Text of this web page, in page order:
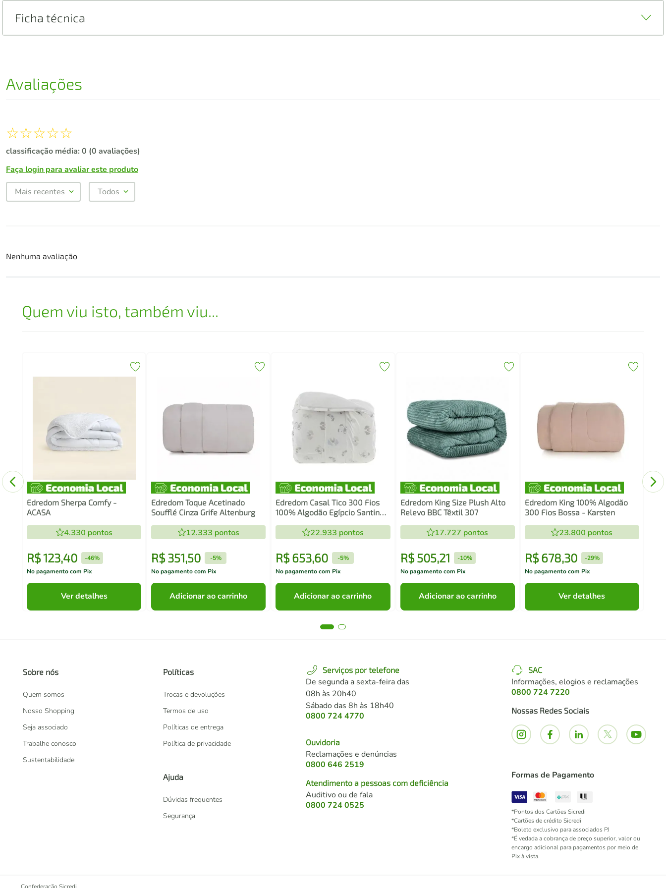
Ficha técnica
Avaliações
☆☆☆☆☆
classificação média: 0 (0 avaliações)
Faça login para avaliar este produto
Mais recentes Todos
Nenhuma avaliação
Quem viu isto, também viu...
Edredom Sherpa Comfy -
ACASA
4.330 pontos
R$123,40 -46%
No pagamento com Pix
Ver detalhes
Edredom Toque Acetinado
Soufflé Cinza Grife Altenburg
12.333 pontos
R$ 351,50 -5%
No pagamento com Pix
Adicionar ao carrinho
Edredom Casal Tico 300 Fios
100% Algodão Egípcio Santinee
22.933 pontos
R$653,60 -5%
No pagamento com Pix
Adicionar ao carrinho
Edredom King Size Plush Alto
Relevo BBC Têxtil 307
17.727 pontos
R$ 505,21 -10%
No pagamento com Pix
Adicionar ao carrinho
Edredom King 100% Algodão
300 Fios Bossa - Karsten
23.800 pontos
R$ 678,30 -29%
No pagamento com Pix
Ver detalhes
Sobre nós
Quem somos
Nosso Shopping
Seja associado
Trabalhe conosco
Sustentabilidade
Políticas
Trocas e devoluções
Termos de uso
Políticas de entrega
Política de privacidade
Ajuda
Dúvidas frequentes
Segurança
Serviços por telefone
De segunda a sexta-feira das
08h às 20h40
Sábado das 8h às 18h40
0800 724 4770
Ouvidoria
Reclamações e denúncias
0800 646 2519
Atendimento a pessoas com deficiência
Auditivo ou de fala
0800 724 0525
SAC
Informações, elogios e reclamações
0800 724 7220
Nossas Redes Sociais
Formas de Pagamento
*Pontos dos Cartões Sicredi
*Cartões de crédito Sicredi
*Boleto exclusivo para associados PJ
*É vedada a cobrança de preço superior, valor ou
encargo adicional para pagamentos por meio de
Pix à vista.